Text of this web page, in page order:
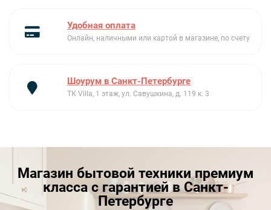
Удобная оплата
Онлайн, наличными или картой в магазине, по счету
Шоурум в Санкт-Петербурге
ТК Villa, 1 этаж, ул. Савушкина, д. 119 к. 3
Магазин бытовой техники премиум
класса с гарантией в Санкт-
Петербурге